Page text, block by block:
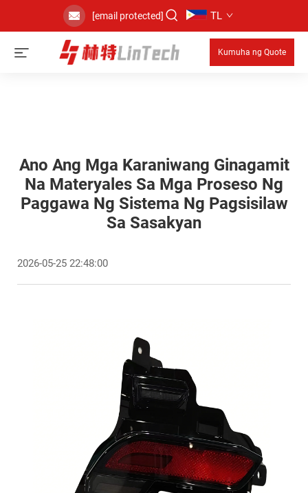
[email protected] TL
Kumuha ng Quote
Ano Ang Mga Karaniwang Ginagamit
Na Materyales Sa Mga Proseso Ng
Paggawa Ng Sistema Ng Pagsisilaw
Sa Sasakyan
2026-05-25 22:48:00